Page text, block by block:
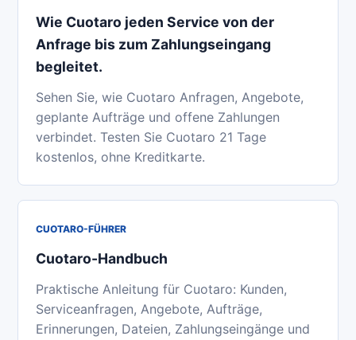
Wie Cuotaro jeden Service von der
Anfrage bis zum Zahlungseingang
begleitet.
Sehen Sie, wie Cuotaro Anfragen, Angebote,
geplante Aufträge und offene Zahlungen
verbindet. Testen Sie Cuotaro 21 Tage
kostenlos, ohne Kreditkarte.
CUOTARO-FÜHRER
Cuotaro-Handbuch
Praktische Anleitung für Cuotaro: Kunden,
Serviceanfragen, Angebote, Aufträge,
Erinnerungen, Dateien, Zahlungseingänge und